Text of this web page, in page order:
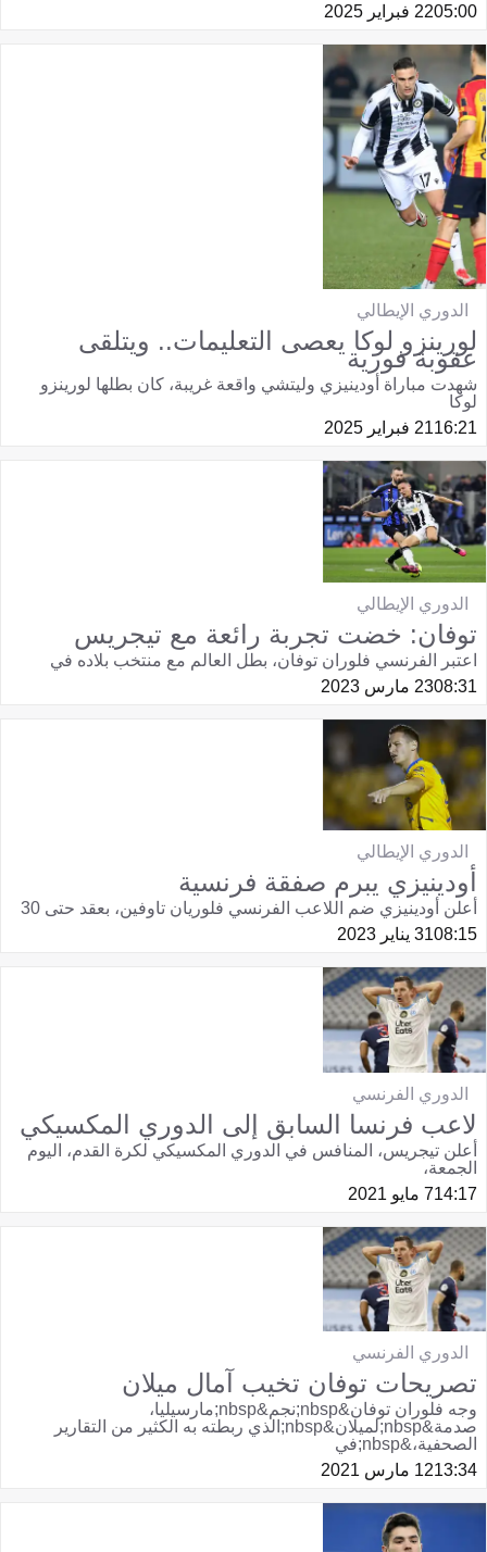
05:0022 فبراير 2025
الدوري الإيطالي
لورينزو لوكا يعصى التعليمات.. ويتلقى
عقوبة فورية
شهدت مباراة أودينيزي وليتشي واقعة غريبة، كان بطلها لورينزو
لوكا
16:2121 فبراير 2025
الدوري الإيطالي
توفان: خضت تجربة رائعة مع تيجريس
اعتبر الفرنسي فلوران توفان، بطل العالم مع منتخب بلاده في
08:3123 مارس 2023
الدوري الإيطالي
أودينيزي يبرم صفقة فرنسية
أعلن أودينيزي ضم اللاعب الفرنسي فلوريان تاوفين، بعقد حتى 30
08:1531 يناير 2023
الدوري الفرنسي
لاعب فرنسا السابق إلى الدوري المكسيكي
أعلن تيجريس، المنافس في الدوري المكسيكي لكرة القدم، اليوم
الجمعة،
14:177 مايو 2021
الدوري الفرنسي
تصريحات توفان تخيب آمال ميلان
وجه فلوران توفان&nbsp;نجم&nbsp;مارسيليا،
صدمة&nbsp;لميلان&nbsp;الذي ربطته به الكثير من التقارير
الصحفية،&nbsp;في
13:3412 مارس 2021